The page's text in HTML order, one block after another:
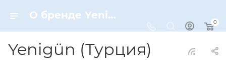
О бренде Yenigün (Турция)
0
Yenigün (Турция)